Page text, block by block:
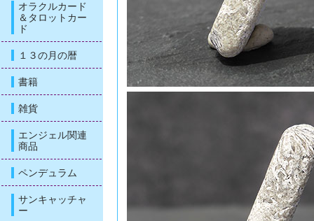
オラクルカード
＆タロットカー
ド
１３の月の暦
書籍
雑貨
エンジェル関連
商品
ペンデュラム
サンキャッチャ
ー